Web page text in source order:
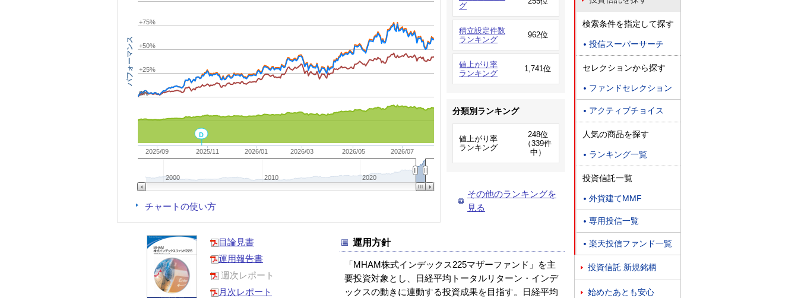
パフォーマンス
D
2025/09 2025/11 2026/01 2026/03 2026/05 2026/07
2000 2010 2020
0%
+25%
+50%
+75%
チャートの使い方
グ
積立設定件数
ランキング
962位
値上がり率
ランキング
1,741位
分類別ランキング
値上がり率
ランキング
248位
（339件
中）
その他のランキングを
見る
目論見書
運用報告書
週次レポート
月次レポート
運用方針
「MHAM株式インデックス225マザーファンド」を主
要投資対象とし、日経平均トータルリターン・インデ
ックスの動きに連動する投資成果を目指す。日経平均
検索条件を指定して探す
 投信スーパーサーチ
セレクションから探す
 ファンドセレクション
 アクティブチョイス
人気の商品を探す
 ランキング一覧
投資信託一覧
 外貨建てMMF
 専用投信一覧
 楽天投信ファンド一覧
 投資信託 新規銘柄
 始めたあとも安心